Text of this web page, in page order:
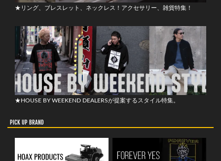
★リング、ブレスレット、ネックレス！アクセサリー、雑貨特集！
★HOUSE BY WEEKEND DEALERSが提案するスタイル特集。
PICK UP BRAND